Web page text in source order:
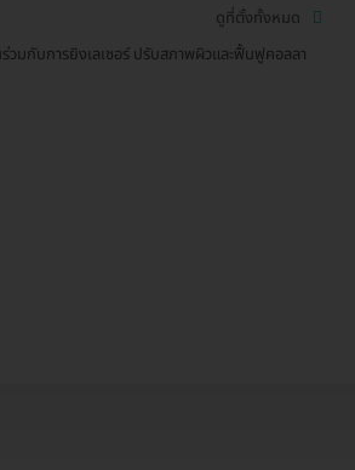
ดูที่ตั้งทั้งหมด
วมกับการยิงเลเซอร์ ปรับสภาพผิวและฟื้นฟูคอลลา